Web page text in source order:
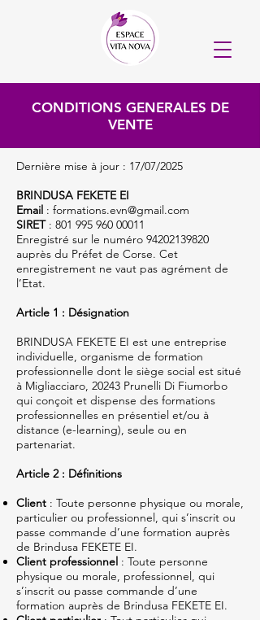
CONDITIONS GENERALES DE
VENTE
Dernière mise à jour : 17/07/2025
BRINDUSA FEKETE EI
Email : formations.evn@gmail.com
SIRET: 801 995 960 00011
Enregistré sur le numéro 94202139820
auprès du Préfet de Corse. Cet
enregistrement ne vaut pas agrément de
l’Etat.
Article 1 : Désignation
BRINDUSA FEKETE EI est une entreprise
individuelle, organisme de formation
professionnelle dont le siège social est situé
à Migliacciaro, 20243 Prunelli Di Fiumorbo
qui conçoit et dispense des formations
professionnelles en présentiel et/ou à
distance (e-learning), seule ou en
partenariat.
Article 2 : Définitions
Client : Toute personne physique ou morale,
particulier ou professionnel, qui s’inscrit ou
passe commande d’une formation auprès
de Brindusa FEKETE EI.
Client professionnel : Toute personne
physique ou morale, professionnel, qui
s’inscrit ou passe commande d’une
formation auprès de Brindusa FEKETE EI.